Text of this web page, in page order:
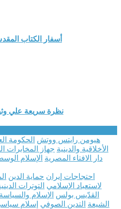
أسفار الكتاب
نظرة سريعة علي
ھیومن رایتس ووتش الحكومة
الأخلاقية والدينية جهاز المخابرات
دار الافتاء المصرية الإسلام
احتجاجات إيران حماية الدين
لاستعباد الإسلامي التوترات
القدّيس بولس الإسلام والسياسة
الشيعة التدين الصوفي إسلام